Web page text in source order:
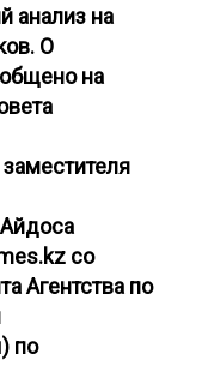
анализ на
О
на
со
Агентства по
по